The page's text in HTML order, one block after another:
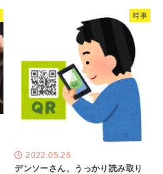
時事
2022.05.26
デンソーさん、うっかり読み取り